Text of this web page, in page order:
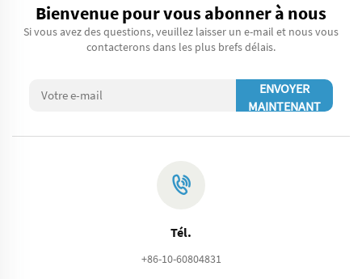
Bienvenue pour vous abonner à nous
Si vous avez des questions, veuillez laisser un e-mail et nous vous
contacterons dans les plus brefs délais.
ENVOYER
MAINTENANT
Tél.
+86-10-60804831